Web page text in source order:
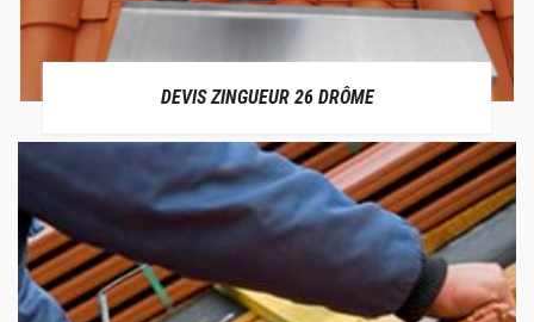
DEVIS ZINGUEUR 26 DRÔME